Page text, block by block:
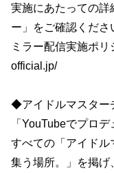
実施にあたっての詳
ー」をご確認くださ
ミラー配信実施ポ
official.jp/
◆アイドルマスター
「YouTubeでプロ
すべての「アイドル
集う場所。」を掲げ